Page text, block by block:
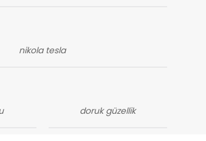
nikola tesla
doruk güzellik